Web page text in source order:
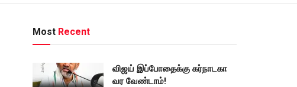
Most Recent
விஜய் இப்போதைக்கு கர்நாடகா
வர வேண்டாம்!